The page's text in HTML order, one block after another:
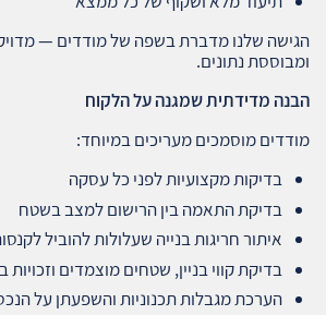
הגישה שלנו מדברת בשפה של מודדים —
ומבוססת נתונים.
הבנה מדידתית שמגנה על הלקוח
מודדים מוסמכים מעריכים במיוחד:
בדיקות מקצועיות לפני כל עסקה
בדיקת התאמה בין הרישום למצב בשטח
איתור חריגות בנייה שעלולות להוביל
בדיקת קווי בניין, שטחים מוצמדים וזכויות
הערכת מגבלות תכנוניות והשפעתן על